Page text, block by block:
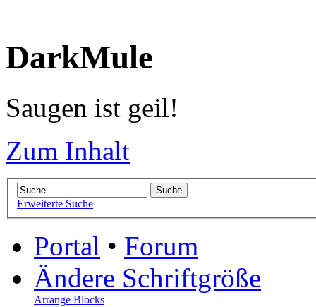
DarkMule
Saugen ist geil!
Zum Inhalt
Erweiterte Suche
Portal • Forum
Ändere Schriftgröße
Arrange Blocks